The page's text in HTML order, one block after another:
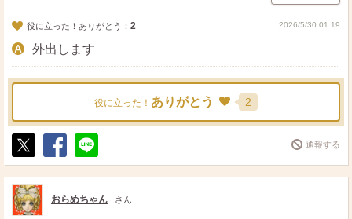
役に立った！ありがとう： 2 2026/5/30 01:19
外出します
役に立った！ ありがとう 2
ポ
ス
ト
シ
ェ
送
る
通報する
おらめちゃん さん